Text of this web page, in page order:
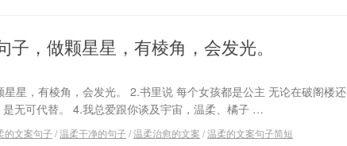
，做颗星星，有棱角，会发光。
星，有棱角，会发光。 2.书里说 每个女孩都是公主 无论在破阁楼还
无可代替。 4.我总爱跟你谈及宇宙，温柔、橘子 …
的文案句子/温柔干净的句子/温柔治愈的文案 /温柔的文案句子简短